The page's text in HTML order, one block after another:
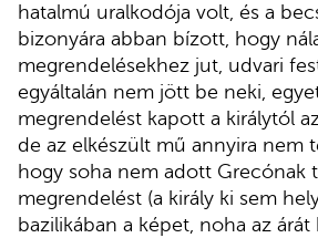
hatalmú uralkodója volt, és a
bizonyára abban bízott, hogy
megrendelésekhez jut, udvari
egyáltalán nem jött be neki,
megrendelést kapott a királytól
de az elkészült mű annyira nem
hogy soha nem adott Grecónak
megrendelést (a király ki sem
bazilikában a képet, noha az